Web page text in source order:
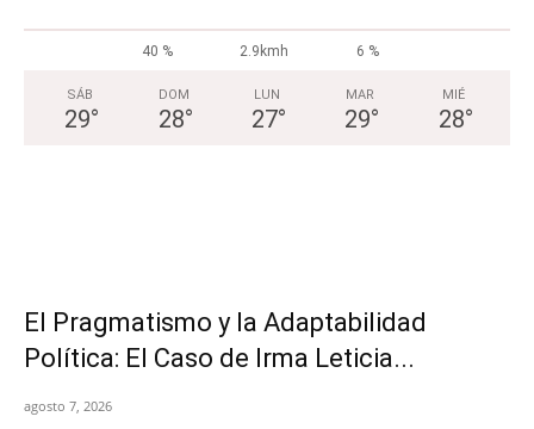
40 % 2.9kmh 6 %
SÁB
29°
DOM
28°
LUN
27°
MAR
29°
MIÉ
28°
El Pragmatismo y la Adaptabilidad
Política: El Caso de Irma Leticia...
agosto 7, 2026